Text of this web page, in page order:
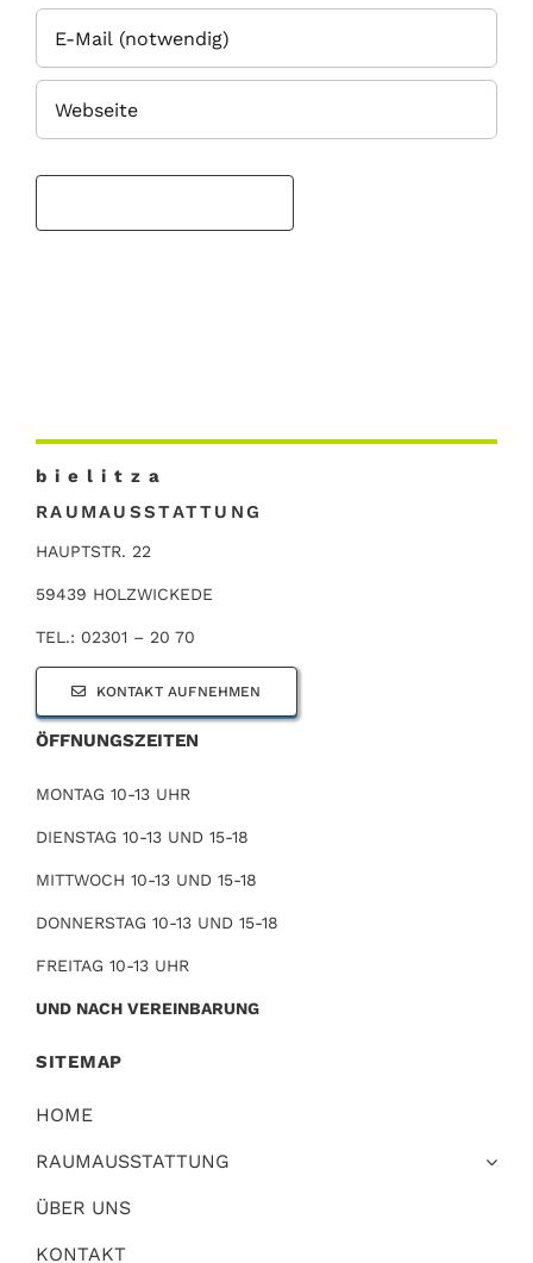
b i e l i t z a
RAUMAUSSTATTUNG
HAUPTSTR. 22
59439 HOLZWICKEDE
TEL.: 02301 – 20 70
KONTAKT AUFNEHMEN
ÖFFNUNGSZEITEN
MONTAG 10-13 UHR
DIENSTAG 10-13 UND 15-18
MITTWOCH 10-13 UND 15-18
DONNERSTAG 10-13 UND 15-18
FREITAG 10-13 UHR
UND NACH VEREINBARUNG
SITEMAP
HOME
RAUMAUSSTATTUNG
ÜBER UNS
KONTAKT